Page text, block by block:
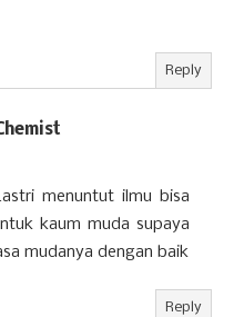
Reply
menuntut ilmu bisa
kaum muda supaya
mudanya dengan baik
Reply